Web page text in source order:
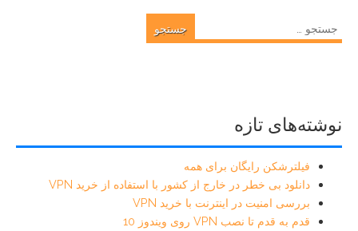
برای:
نوشته‌های تازه
فیلترشکن رایگان برای همه
دانلود بی خطر در خارج از کشور با استفاده از خرید VPN
بررسی امنیت در اینترنت با خرید VPN
قدم به قدم تا نصب VPN روی ویندوز 10